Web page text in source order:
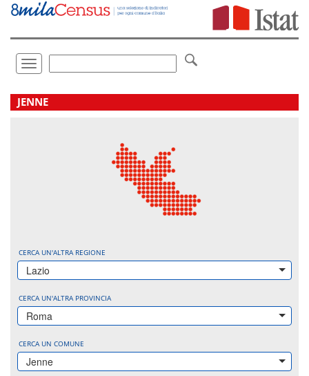
Vai
direttamente
Toggle
navigation
.
JENNE
CERCA UN'ALTRA REGIONE
Lazio
CERCA UN'ALTRA PROVINCIA
Roma
CERCA UN COMUNE
Jenne